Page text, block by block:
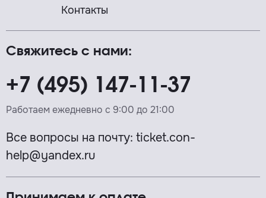
Свяжитесь с нами:
+7 (495) 147-11-37
Работаем ежедневно с 9:00 до 21:00
Все вопросы на почту: ticket.con-
help@yandex.ru
Контакты